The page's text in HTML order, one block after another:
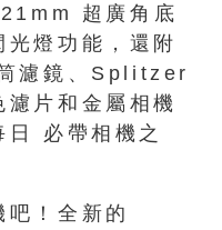
超廣角底
光燈功能，還附
濾鏡、Splitzer
片和金屬相機
必帶相機之
！全新的